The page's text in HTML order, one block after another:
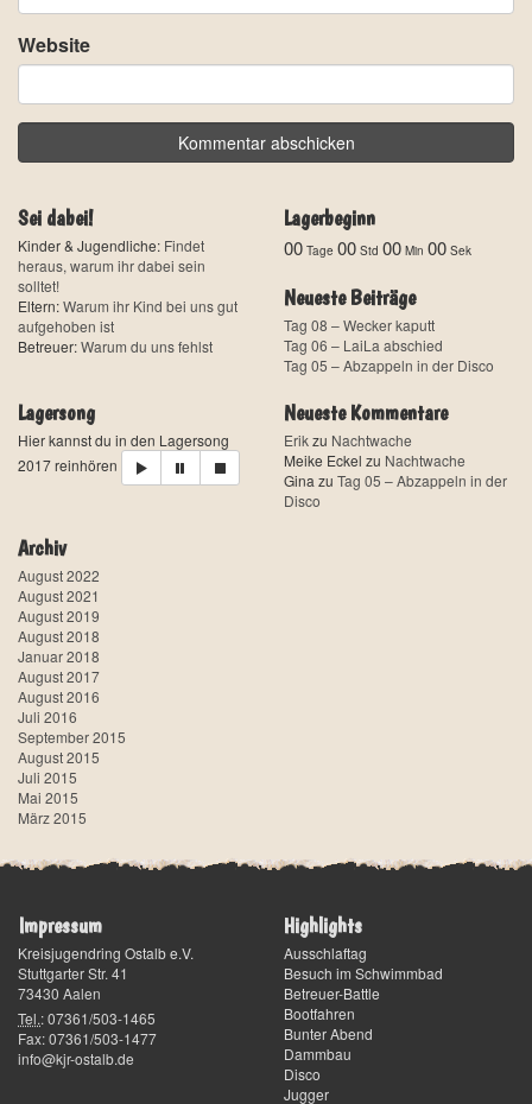
Website
Sei dabei!
Kinder & Jugendliche: Findet
heraus, warum ihr dabei sein
solltet!
Eltern:Warum ihr Kind bei uns gut
aufgehoben ist
Betreuer:Warum du uns fehlst
Lagerbeginn
00 Tage 00 Std 00 Min 00 Sek
Neueste Beiträge
Tag 08 – Wecker kaputt
Tag 06 – LaiLa abschied
Tag 05 – Abzappeln in der Disco
Lagersong
Hier kannst du in den Lagersong
2017 reinhören
Neueste Kommentare
Erikzu Nachtwache
Meike Eckel zu Nachtwache
Gina zu Tag 05 – Abzappeln in der
Disco
Archiv
August 2022
August 2021
August 2019
August 2018
Januar 2018
August 2017
August 2016
Juli 2016
September 2015
August 2015
Juli 2015
Mai 2015
März 2015
Impressum
Kreisjugendring Ostalb e.V.
Stuttgarter Str. 41
73430 Aalen
Tel.:07361/503-1465
Fax:07361/503-1477
info@kjr-ostalb.de
Highlights
Ausschlaftag
Besuch im Schwimmbad
Betreuer-Battle
Bootfahren
Bunter Abend
Dammbau
Disco
Jugger